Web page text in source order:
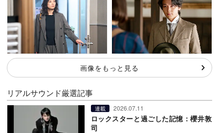
画像をもっと見る
リアルサウンド厳選記事
連載 2026.07.11
ロックスターと過ごした記憶：櫻井敦
司